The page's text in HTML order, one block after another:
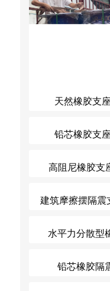
天然橡胶支
铅芯橡胶支
高阻尼橡胶支
建筑摩擦摆隔震
水平力分散型
铅芯橡胶隔